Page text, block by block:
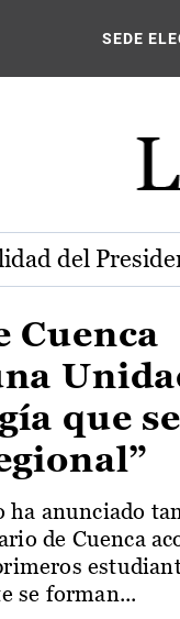
de SEDE
del
Cuenca
que
ha anunciado
de Cuenca
se forman...